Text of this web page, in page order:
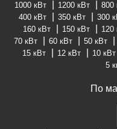
1000 кВт
1200 кВт 800
400 кВт
350 кВт 300
160 кВт
150 кВт 120
70 кВт
60 кВт 50 кВт
15 кВт
12 кВт 10 кВт
5
По